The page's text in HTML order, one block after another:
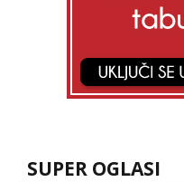
SUPER OGLASI